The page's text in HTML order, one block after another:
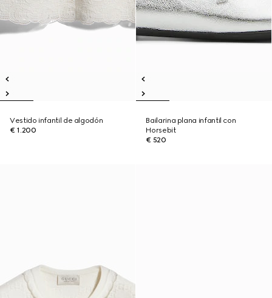
Vestido infantil de algodón
€ 1.200
Bailarina plana infantil con
Horsebit
€ 520